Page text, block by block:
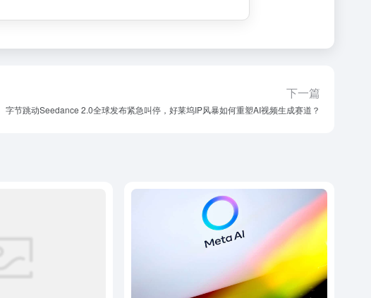
下一篇
字节跳动Seedance 2.0全球发布紧急叫停，好莱坞IP风暴如何重塑AI视频生成赛道？